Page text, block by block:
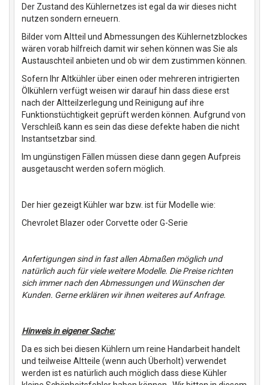
Der Zustand des Kühlernetzes ist egal da wir dieses nicht
nutzen sondern erneuern.
Bilder vom Altteil und Abmessungen des Kühlernetzblockes
wären vorab hilfreich damit wir sehen können was Sie als
Austauschteil anbieten und ob wir dem zustimmen können.
Sofern Ihr Altkühler über einen oder mehreren intrigierten
Ölkühlern verfügt weisen wir darauf hin dass diese erst
nach der Altteilzerlegung und Reinigung auf ihre
Funktionstüchtigkeit geprüft werden können. Aufgrund von
Verschleiß kann es sein das diese defekte haben die nicht
Instantsetzbar sind.
Im ungünstigen Fällen müssen diese dann gegen Aufpreis
ausgetauscht werden sofern möglich.
Der hier gezeigt Kühler war bzw. ist für Modelle wie:
Chevrolet Blazer oder Corvette oder G-Serie
Anfertigungen sind in fast allen Abmaßen möglich und
natürlich auch für viele weitere Modelle. Die Preise richten
sich immer nach den Abmessungen und Wünschen der
Kunden. Gerne erklären wir ihnen weiteres auf Anfrage.
Hinweis in eigener Sache:
Da es sich bei diesen Kühlern um reine Handarbeit handelt
und teilweise Altteile (wenn auch Überholt) verwendet
werden ist es natürlich auch möglich dass diese Kühler